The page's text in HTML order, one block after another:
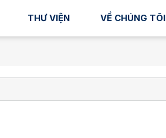
THƯ VIỆN VỀ CHÚNG TÔI